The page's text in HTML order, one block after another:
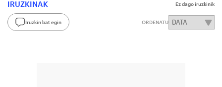
IRUZKINAK Ez dago iruzkinik
Iruzkin bat egin ORDENATU